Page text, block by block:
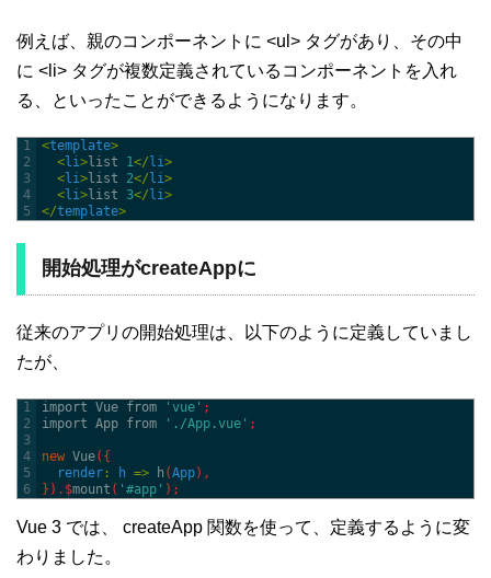
例えば、親のコンポーネントに <ul> タグがあり、その中
に <li> タグが複数定義されているコンポーネントを入れ
る、といったことができるようになります。
1
2
3
4
5
<template>
<li>list 1</li>
<li>list 2</li>
<li>list 3</li>
</template>
開始処理がcreateAppに
従来のアプリの開始処理は、以下のように定義していまし
たが、
1
2
3
4
5
6
import Vue from 'vue' ;
import App from './App.vue' ;
new Vue( {
render : h => h (App) ,
} ) . $mount ( '#app' ) ;
Vue 3 では、 createApp 関数を使って、定義するように変
わりました。